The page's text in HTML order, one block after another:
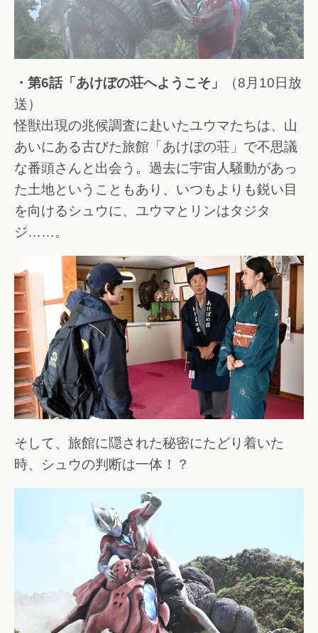
・第6話「あけぼの荘へようこそ」
（8月10日放
送）
怪獣出現の兆候調査に赴いたユウマたちは、山
あいにある古びた旅館「あけぼの荘」で不思議
な番頭さんと出会う。過去に宇宙人騒動があっ
た土地ということもあり、いつもよりも鋭い目
を向けるシュウに、ユウマとリンはタジタ
ジ……。
そして、旅館に隠された秘密にたどり着いた
時、シュウの判断は一体！？